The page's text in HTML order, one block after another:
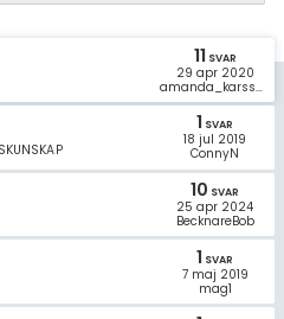
11 SVAR
29 apr 2020
amanda_karsson
1 SVAR
18 jul 2019
ConnyN
10 SVAR
25 apr 2024
BecknareBob
1 SVAR
7 maj 2019
mag1
5 inloggade
Om Pluggakuten